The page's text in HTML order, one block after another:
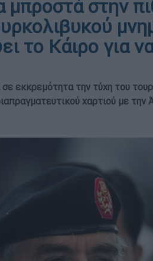
μπροστά στην
το Κάιρο για
εκκρεμότητα την τύχη του
χαρτιού με την